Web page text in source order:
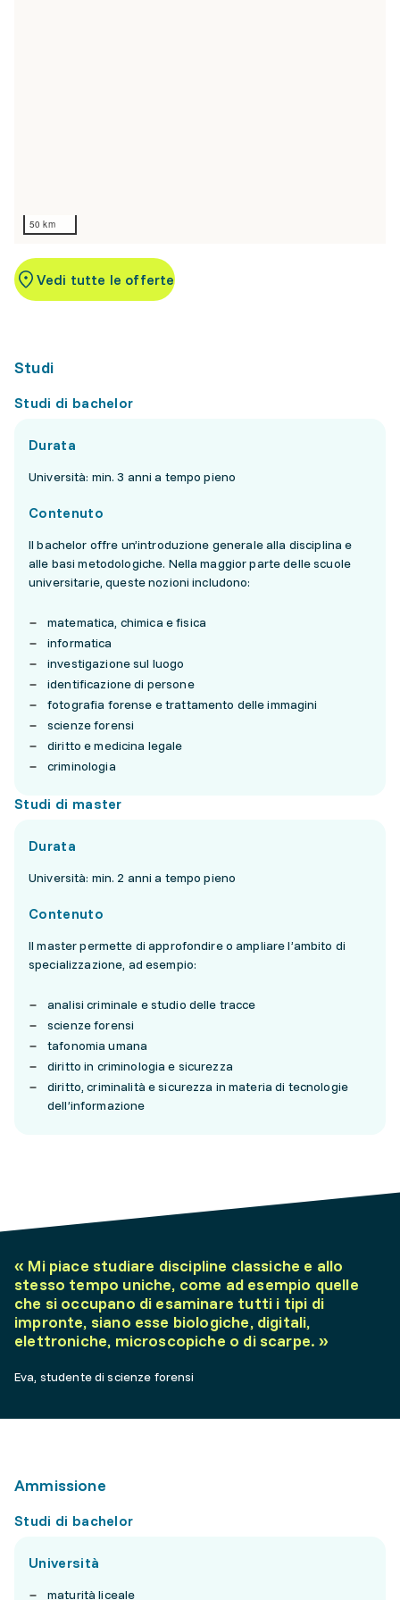
50 km
Vedi tutte le offerte
Studi
Studi di bachelor
Durata
Università: min. 3 anni a tempo pieno
Contenuto
Il bachelor offre un’introduzione generale alla disciplina e
alle basi metodologiche. Nella maggior parte delle scuole
universitarie, queste nozioni includono:
matematica, chimica e fisica
informatica
investigazione sul luogo
identificazione di persone
fotografia forense e trattamento delle immagini
scienze forensi
diritto e medicina legale
criminologia
Studi di master
Durata
Università: min. 2 anni a tempo pieno
Contenuto
Il master permette di approfondire o ampliare l’ambito di
specializzazione, ad esempio:
analisi criminale e studio delle tracce
scienze forensi
tafonomia umana
diritto in criminologia e sicurezza
diritto, criminalità e sicurezza in materia di tecnologie
dell’informazione
« Mi piace studiare discipline classiche e allo
stesso tempo uniche, come ad esempio quelle
che si occupano di esaminare tutti i tipi di
impronte, siano esse biologiche, digitali,
elettroniche, microscopiche o di scarpe. »
Eva, studente di scienze forensi
Ammissione
Studi di bachelor
Università
maturità liceale